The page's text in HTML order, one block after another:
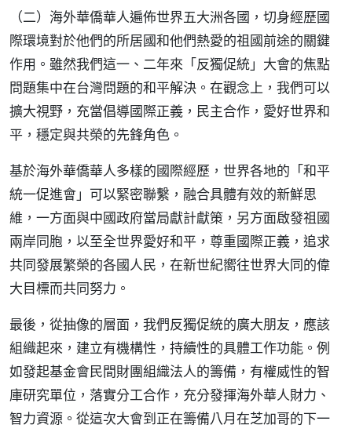
（二）海外華僑華人遍佈世界五大洲各國，切身經歷國
際環境對於他們的所居國和他們熱愛的祖國前途的關鍵
作用。雖然我們這一、二年來「反獨促統」大會的焦點
問題集中在台灣問題的和平解決。在觀念上，我們可以
擴大視野，充當倡導國際正義，民主合作，愛好世界和
平，穩定與共榮的先鋒角色。
基於海外華僑華人多樣的國際經歷，世界各地的「和平
統一促進會」可以緊密聯繫，融合具體有效的新鮮思
維，一方面與中國政府當局獻計獻策，另方面啟發祖國
兩岸同胞，以至全世界愛好和平，尊重國際正義，追求
共同發展繁榮的各國人民，在新世紀嚮往世界大同的偉
大目標而共同努力。
最後，從抽像的層面，我們反獨促統的廣大朋友，應該
組織起來，建立有機構性，持續性的具體工作功能。例
如發起基金會民間財團組織法人的籌備，有權威性的智
庫研究單位，落實分工合作，充分發揮海外華人財力、
智力資源。從這次大會到正在籌備八月在芝加哥的下一